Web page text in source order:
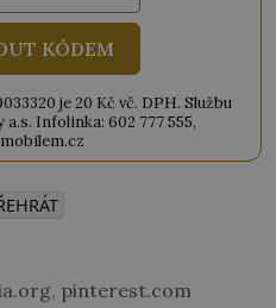
KÓDEM
je 20 Kč vč. DPH. Službu
Infolinka: 602 777 555,
pinterest.com